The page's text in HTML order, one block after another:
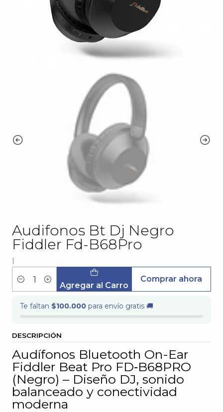
Audifonos Bt Dj Negro
Fiddler Fd-B68Pro
|
Cantidad Agregar al Carro
Comprar ahora
Te faltan $100.000 para envío gratis 🚚
DESCRIPCIÓN
Audífonos Bluetooth On-Ear
Fiddler Beat Pro FD‑B68PRO
(Negro) – Diseño DJ, sonido
balanceado y conectividad
moderna